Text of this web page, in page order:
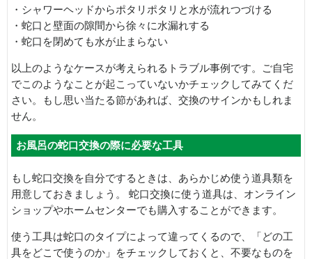
・シャワーヘッドからポタリポタリと水が流れつづける
・蛇口と壁面の隙間から徐々に水漏れする
・蛇口を閉めても水が止まらない
以上のようなケースが考えられるトラブル事例です。ご自宅
でこのようなことが起こっていないかチェックしてみてくだ
さい。もし思い当たる節があれば、交換のサインかもしれま
せん。
お風呂の蛇口交換の際に必要な工具
もし蛇口交換を自分でするときは、あらかじめ使う道具類を
用意しておきましょう。 蛇口交換に使う道具は、オンライン
ショップやホームセンターでも購入することができます。
使う工具は蛇口のタイプによって違ってくるので、「どの工
具をどこで使うのか」をチェックしておくと、不要なものを